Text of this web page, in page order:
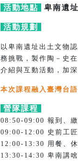
活動地點 卑南遺
活動規劃
以卑南遺址出土文物
務挑戰，製作陶－史
介紹與互動活動，加
本次課程融入臺灣台
營隊課程
08:50-09:00 報到、
09:00-12:00 史前工
12:00-13:30 用餐、
13:30-14:30 卑南講